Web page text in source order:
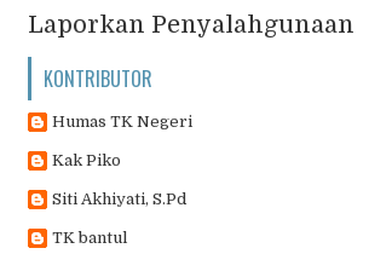
Laporkan Penyalahgunaan
KONTRIBUTOR
Humas TK Negeri
Kak Piko
Siti Akhiyati, S.Pd
TK bantul